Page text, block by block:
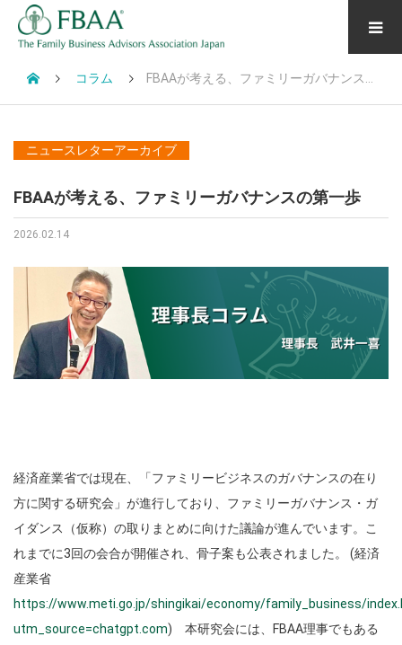
コラム FBAAが考える、ファミリーガバナンスの第一歩
ニュースレターアーカイブ
FBAAが考える、ファミリーガバナンスの第一歩
2026.02.14
経済産業省では現在、「ファミリービジネスのガバナンスの在り
方に関する研究会」が進行しており、ファミリーガバナンス・ガ
イダンス（仮称）の取りまとめに向けた議論が進んでいます。こ
れまでに3回の会合が開催され、骨子案も公表されました。 (経済
産業省
https://www.meti.go.jp/shingikai/economy/family_business/
utm_source=chatgpt.com) 本研究会には、FBAA理事でもある